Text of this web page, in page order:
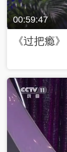
00:59:47
《过把瘾